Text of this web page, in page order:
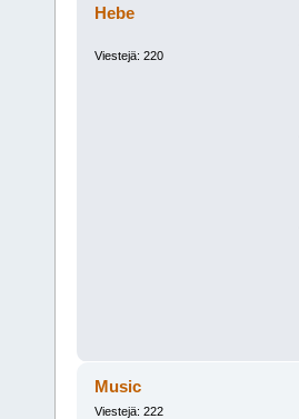
Hebe
Viestejä: 220
Music
Viestejä: 222